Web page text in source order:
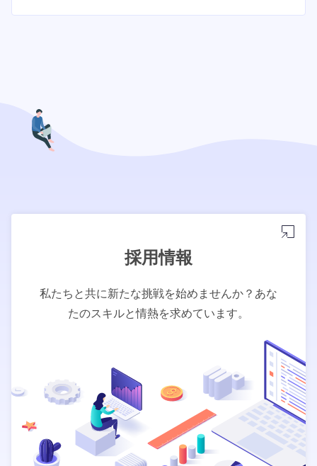
採用情報
私たちと共に新たな挑戦を始めませんか？あな
たのスキルと情熱を求めています。